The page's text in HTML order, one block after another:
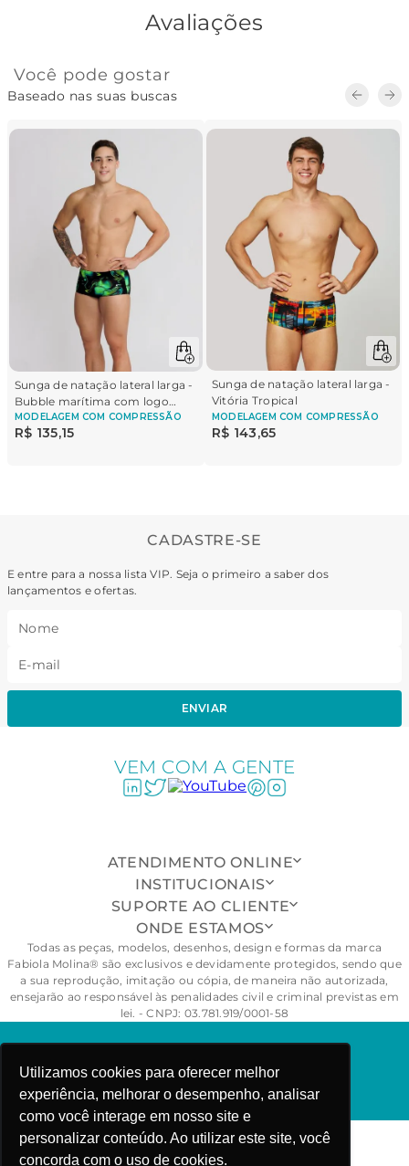
Utilizamos cookies para oferecer melhor
experiência, melhorar o desempenho, analisar
como você interage em nosso site e
personalizar conteúdo. Ao utilizar este site, você
concorda com o uso de cookies.
-Poliamida 82% • Elastano 18% • forro Poliamida 100%
Avaliações
Você pode gostar
Baseado nas suas buscas
Sunga de natação lateral larga -
Bubble marítima com logo
Brasil
MODELAGEM COM COMPRESSÃO
R$ 135,15
Sunga de natação lateral larga -
Vitória Tropical
MODELAGEM COM COMPRESSÃO
R$ 143,65
CADASTRE-SE
E entre para a nossa lista VIP. Seja o primeiro a saber dos
lançamentos e ofertas.
ENVIAR
VEM COM A GENTE
ATENDIMENTO ONLINE
INSTITUCIONAIS
SUPORTE AO CLIENTE
ONDE ESTAMOS
Todas as peças, modelos, desenhos, design e formas da marca
Fabiola Molina® são exclusivos e devidamente protegidos, sendo que
a sua reprodução, imitação ou cópia, de maneira não autorizada,
ensejarão ao responsável às penalidades civil e criminal previstas em
lei. - CNPJ: 03.781.919/0001-58